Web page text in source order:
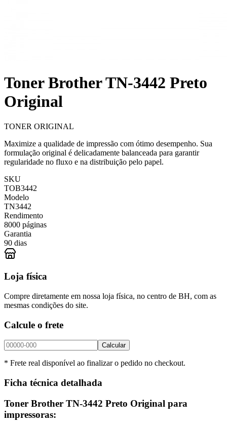
Toner Brother TN-3442 Preto
Original
TONER ORIGINAL
Maximize a qualidade de impressão com ótimo desempenho. Sua
formulação original é delicadamente balanceada para garantir
regularidade no fluxo e na distribuição pelo papel.
SKU
TOB3442
Modelo
TN3442
Rendimento
8000 páginas
Garantia
90 dias
Loja física
Compre diretamente em nossa loja física, no centro de BH, com as
mesmas condições do site.
Calcule o frete
Calcular
* Frete real disponível ao finalizar o pedido no checkout.
Ficha técnica detalhada
Toner Brother TN-3442 Preto Original para
impressoras: